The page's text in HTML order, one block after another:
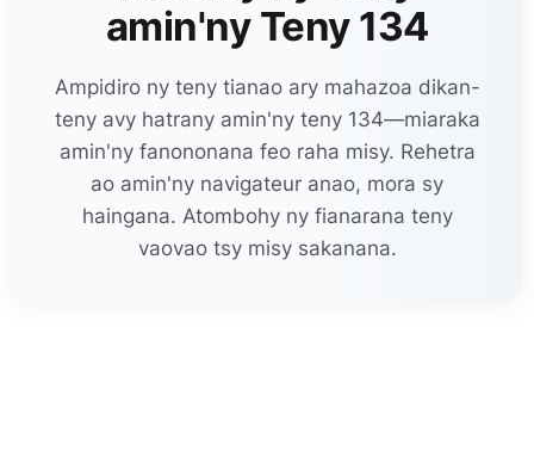
amin'ny Teny 134
Ampidiro ny teny tianao ary mahazoa dikan-
teny avy hatrany amin'ny teny 134—miaraka
amin'ny fanononana feo raha misy. Rehetra
ao amin'ny navigateur anao, mora sy
haingana. Atombohy ny fianarana teny
vaovao tsy misy sakanana.